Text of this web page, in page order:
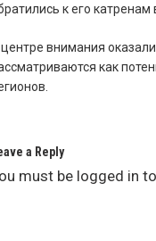
к его
центре внимания
как
a Reply
must be logged in